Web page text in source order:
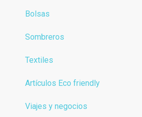
Bolsas
Sombreros
Textiles
Artículos Eco friendly
Viajes y negocios